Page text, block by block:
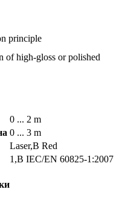
principle
of high-gloss or polished
0 ... 2 m
0 ... 3 m
Laser,В Red
1,В IEC/EN 60825-1:2007